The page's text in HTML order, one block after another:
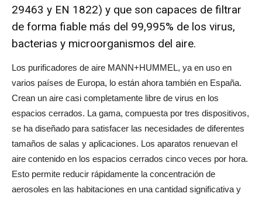
29463 y EN 1822) y que son capaces de filtrar
de forma fiable más del 99,995% de los virus,
bacterias y microorganismos del aire.
Los purificadores de aire MANN+HUMMEL, ya en uso en
varios países de Europa, lo están ahora también en España.
Crean un aire casi completamente libre de virus en los
espacios cerrados. La gama, compuesta por tres dispositivos,
se ha diseñado para satisfacer las necesidades de diferentes
tamaños de salas y aplicaciones. Los aparatos renuevan el
aire contenido en los espacios cerrados cinco veces por hora.
Esto permite reducir rápidamente la concentración de
aerosoles en las habitaciones en una cantidad significativa y